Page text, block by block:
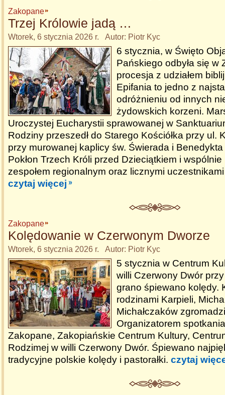
Zakopane
Trzej Królowie jadą …
Wtorek, 6 stycznia 2026 r. Autor: Piotr Kyc
6 stycznia, w Święto
Pańskiego odbyła się w
procesja z udziałem
Epifania to jedno z
odróżnieniu od innych
żydowskich korzeni.
Uroczystej Eucharystii sprawowanej w
Rodziny przeszedł do Starego Kościółka przy ul.
przy murowanej kaplicy św. Świerada i Benedykta
Pokłon Trzech Króli przed Dzieciątkiem i
zespołem regionalnym oraz licznymi
czytaj więcej
Zakopane
Kolędowanie w Czerwonym Dworze
Wtorek, 6 stycznia 2026 r. Autor: Piotr Kyc
5 stycznia w Centrum
willi Czerwony Dwór
grano śpiewano kolędy.
rodzinami Karpieli,
Michałczaków
Organizatorem
Zakopane, Zakopiańskie Centrum Kultury,
Rodzimej w willi Czerwony Dwór. Śpiewano
tradycyjne polskie kolędy i pastorałki. czytaj